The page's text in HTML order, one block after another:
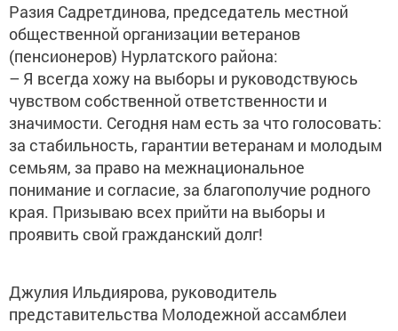
Разия Садретдинова, председатель местной
общественной организации ветеранов
(пенсионеров) Нурлатского района:
– Я всегда хожу на выборы и руководствуюсь
чувством собственной ответственности и
значимости. Сегодня нам есть за что голосовать:
за стабильность, гарантии ветеранам и молодым
семьям, за право на межнациональное
понимание и согласие, за благополучие родного
края. Призываю всех прийти на выборы и
проявить свой гражданский долг!
Джулия Ильдиярова, руководитель
представительства Молодежной ассамблеи